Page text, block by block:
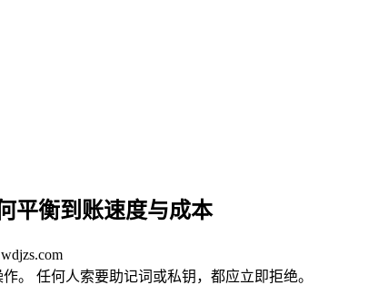
平衡到账速度与成本
。 任何人索要助记词或私钥，都应立即拒绝。